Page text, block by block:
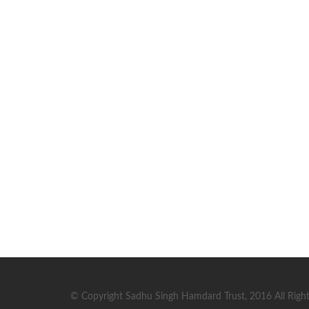
© Copyright Sadhu Singh Hamdard Trust, 2016 All